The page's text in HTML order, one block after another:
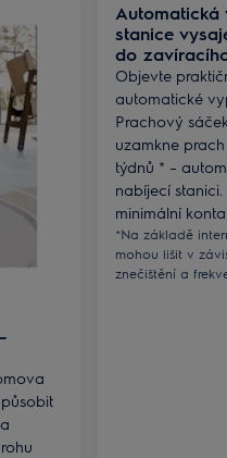
Automatická
stanice
do
Objevte
automatické
Prachový
uzamkne
týdnů * –
nabíjecí
minimální
*Na základě
mohou lišit v
znečištění a